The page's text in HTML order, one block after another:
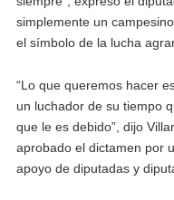
simplemente un
el símbolo de la lucha
“Lo que queremos hacer
un luchador de su tiempo
que le es debido”, dijo
aprobado el dictamen por
apoyo de diputadas y